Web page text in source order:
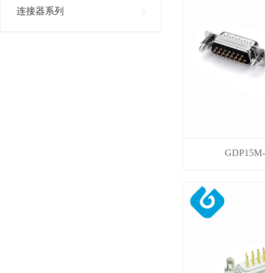
连接器系列